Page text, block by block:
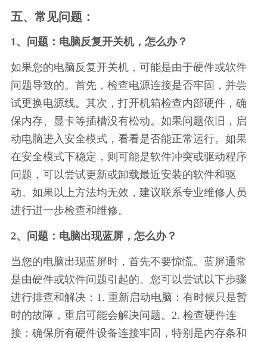
五、常见问题：
1、问题：电脑反复开关机，怎么办？
如果您的电脑反复开关机，可能是由于硬件或软件
问题导致的。首先，检查电源连接是否牢固，并尝
试更换电源线。其次，打开机箱检查内部硬件，确
保内存、显卡等插槽没有松动。如果问题依旧，启
动电脑进入安全模式，看看是否能正常运行。如果
在安全模式下稳定，则可能是软件冲突或驱动程序
问题，可以尝试更新或卸载最近安装的软件和驱
动。如果以上方法均无效，建议联系专业维修人员
进行进一步检查和维修。
2、问题：电脑出现蓝屏，怎么办？
当您的电脑出现蓝屏时，首先不要惊慌。蓝屏通常
是由硬件或软件问题引起的。您可以尝试以下步骤
进行排查和解决：1. 重新启动电脑：有时候只是暂
时的故障，重启可能会解决问题。2. 检查硬件连
接：确保所有硬件设备连接牢固，特别是内存条和